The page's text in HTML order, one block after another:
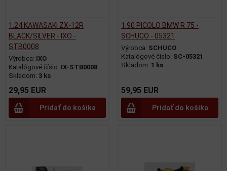
1:24 KAWASAKI ZX-12R
BLACK/SILVER - IXO -
STB0008
Výrobca: IXO
Katalógové číslo: IX-STB0008
Skladom: 3 ks
29,95 EUR
Pridať do košíka
1:90 PICOLO BMW R 75 -
SCHUCO - 05321
Výrobca: SCHUCO
Katalógové číslo: SC-05321
Skladom: 1 ks
59,95 EUR
Pridať do košíka